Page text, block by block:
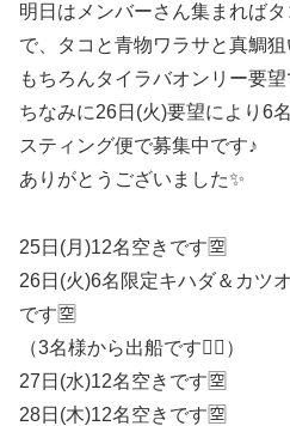
明日はメンバーさん集まれば
で、タコと青物ワラサと真鯛
もちろんタイラバオンリー要望
ちなみに26日(火)要望により6
スティング便で募集中です♪
ありがとうございました✨
25日(月)12名空きです🈳
26日(火)6名限定キハダ＆カツ
です🈳
（3名様から出船です🙇‍♂️）
27日(水)12名空きです🈳
28日(木)12名空きです🈳